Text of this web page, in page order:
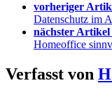
vorheriger
Datenschutz im
nächster Artikel
Homeoffice
Verfasst von